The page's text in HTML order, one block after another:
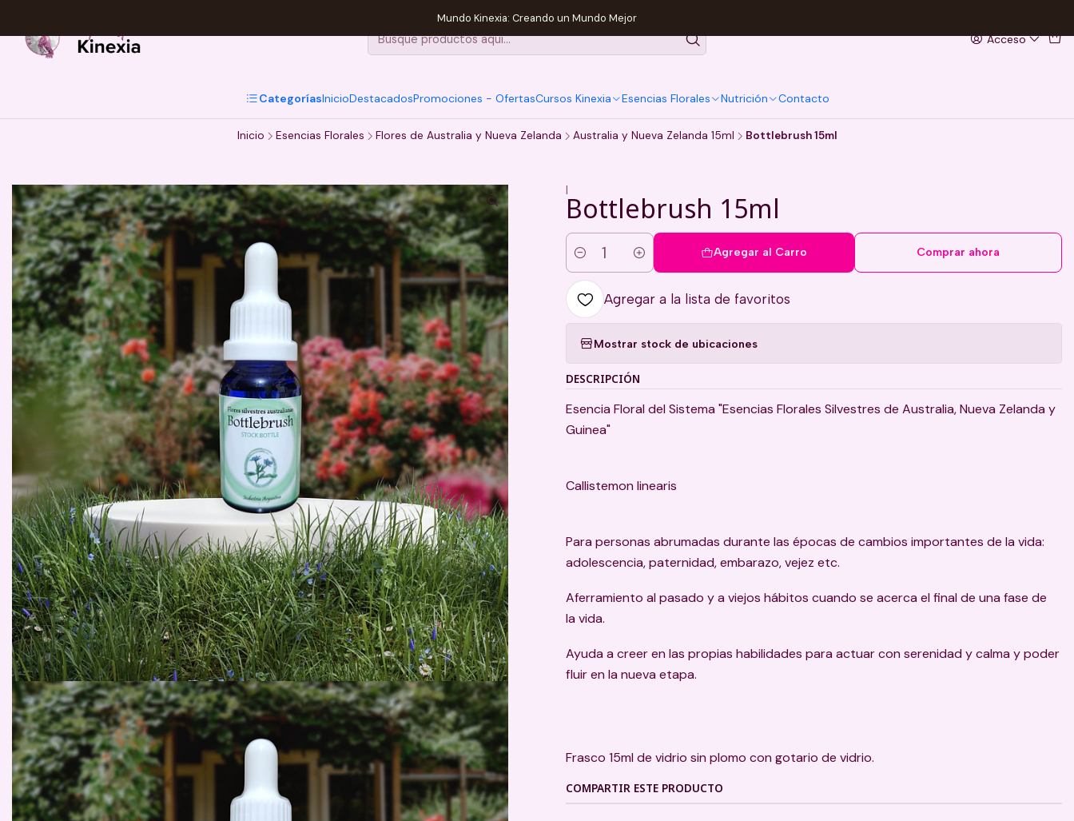
Acceso
CategoríasInicioDestacadosPromociones - OfertasCursos Kinexia Esencias Florales Nutrición Contacto
Mundo Kinexia: Creando un Mundo Mejor
Inicio Esencias Florales Flores de Australia y Nueva Zelanda Australia y Nueva Zelanda 15ml Bottlebrush 15ml
|
Bottlebrush 15ml
Cantidad
Agregar al Carro Comprar ahora
Agregar a la lista de favoritos
Mostrar stock de ubicaciones
DESCRIPCIÓN
Esencia Floral del Sistema "Esencias Florales Silvestres de Australia, Nueva Zelanda y
Guinea"
Callistemon linearis
Para personas abrumadas durante las épocas de cambios importantes de la vida:
adolescencia, paternidad, embarazo, vejez etc.
Aferramiento al pasado y a viejos hábitos cuando se acerca el final de una fase de
la vida.
Ayuda a creer en las propias habilidades para actuar con serenidad y calma y poder
fluir en la nueva etapa.
Frasco 15ml de vidrio sin plomo con gotario de vidrio.
COMPARTIR ESTE PRODUCTO